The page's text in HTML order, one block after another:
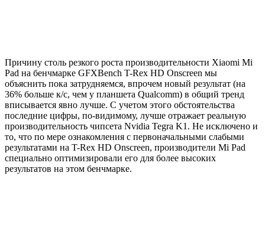
Причину столь резкого роста производительности Xiaomi Mi
Pad на бенчмарке GFXBench T-Rex HD Onscreen мы
объяснить пока затрудняемся, впрочем новый результат (на
36% больше к/с, чем у планшета Qualcomm) в общий тренд
вписывается явно лучше. С учетом этого обстоятельства
последние цифры, по-видимому, лучше отражает реальную
производительность чипсета Nvidia Tegra K1. Не исключено и
то, что по мере ознакомления с первоначальными слабыми
результатами на T-Rex HD Onscreen, производители Mi Pad
специально оптимизировали его для более высоких
результатов на этом бенчмарке.